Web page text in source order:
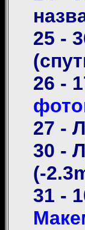
25 -
26 -
27 -
30 -
(-
31 -